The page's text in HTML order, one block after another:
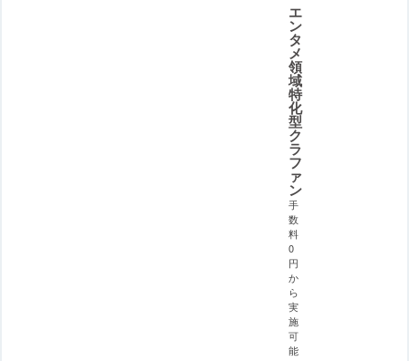
エ
ン
タ
メ
領
域
特
化
型
ク
ラ
フ
ァ
ン
手
数
料
0
円
か
ら
実
施
可
能